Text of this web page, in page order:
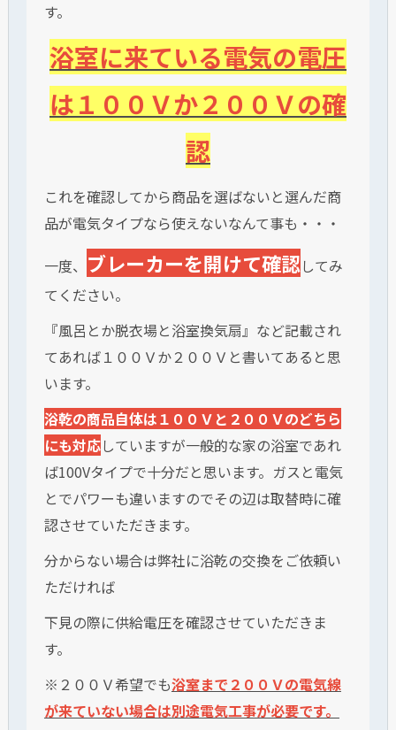
す。
浴室に来ている電気の電圧
は１００Ｖか２００Ｖの確
認
これを確認してから商品を選ばないと選んだ商
品が電気タイプなら使えないなんて事も・・・
一度、 ブレーカーを開けて確認してみ
てください。
『風呂とか脱衣場と浴室換気扇』など記載され
てあれば１００Ｖか２００Ｖと書いてあると思
います。
浴乾の商品自体は１００Ｖと２００Ｖのどちら
にも対応していますが一般的な家の浴室であれ
ば100Vタイプで十分だと思います。ガスと電気
とでパワーも違いますのでその辺は取替時に確
認させていただきます。
分からない場合は弊社に浴乾の交換をご依頼い
ただければ
下見の際に供給電圧を確認させていただきま
す。
※２００Ｖ希望でも浴室まで２００Ｖの電気線
が来ていない場合は別途電気工事が必要です。